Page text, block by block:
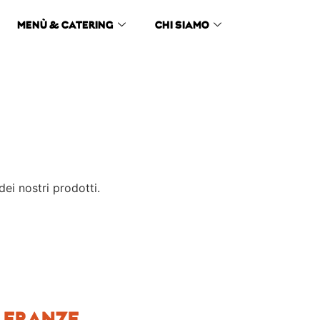
MENÙ & CATERING CHI SIAMO
nostri prodotti.